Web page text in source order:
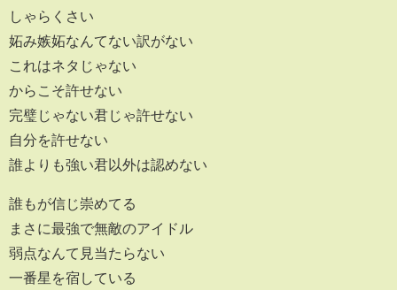
しゃらくさい
妬み嫉妬なんてない訳がない
これはネタじゃない
からこそ許せない
完璧じゃない君じゃ許せない
自分を許せない
誰よりも強い君以外は認めない
誰もが信じ崇めてる
まさに最強で無敵のアイドル
弱点なんて見当たらない
一番星を宿している